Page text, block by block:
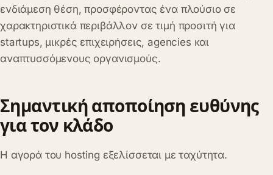
ενδιάμεση θέση, προσφέροντας ένα πλούσιο σε
χαρακτηριστικά περιβάλλον σε τιμή προσιτή για
startups, μικρές επιχειρήσεις, agencies και
αναπτυσσόμενους οργανισμούς.
Σημαντική αποποίηση ευθύνης
για τον κλάδο
Η αγορά του hosting εξελίσσεται με ταχύτητα.